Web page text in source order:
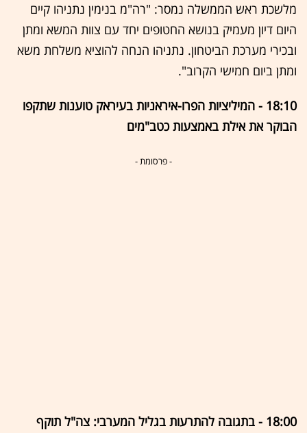
מלשכת ראש הממשלה נמסר: "רה"מ בנימין נתניהו קיים
היום דיון מעמיק בנושא החטופים יחד עם צוות המשא ומתן
ובכירי מערכת הביטחון. נתניהו הנחה להוציא משלחת משא
ומתן ביום חמישי הקרוב".
18:10 - המיליציות הפרו-איראניות בעיראק טוענות שתקפו
הבוקר את אילת באמצעות כטב"מים
- פרסומת -
18:00 - בתגובה להתרעות בגליל המערבי: צה"ל תוקף